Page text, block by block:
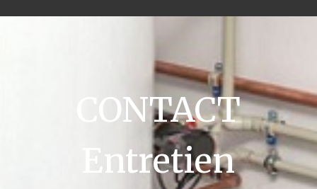
CONTACT
Entretien